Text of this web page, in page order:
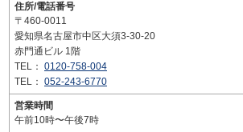
住所/電話番号
〒460-0011
愛知県名古屋市中区大須3-30-20
赤門通ビル 1階
TEL： 0120-758-004
TEL： 052-243-6770
営業時間
午前10時〜午後7時